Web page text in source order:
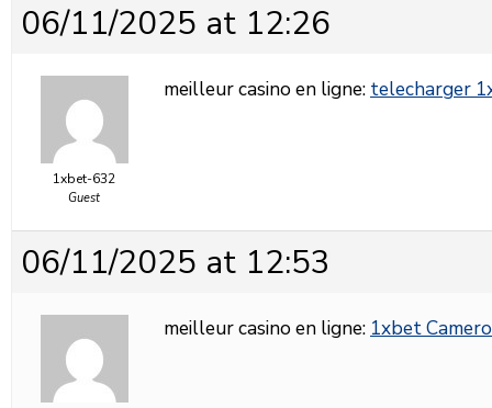
06/11/2025 at 12:26
1xbet-632
Guest
meilleur casino en ligne: telecharger
06/11/2025 at 12:53
meilleur casino en ligne: 1xbet